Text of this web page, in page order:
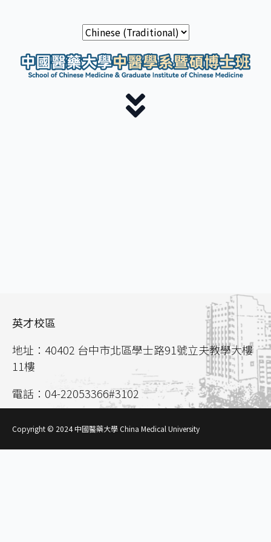
英才校區
地址：40402 台中市北區學士路91號立夫教學大樓
11樓
電話：04-22053366#3102
Copyright © 2024 中國醫藥大學 China Medical University